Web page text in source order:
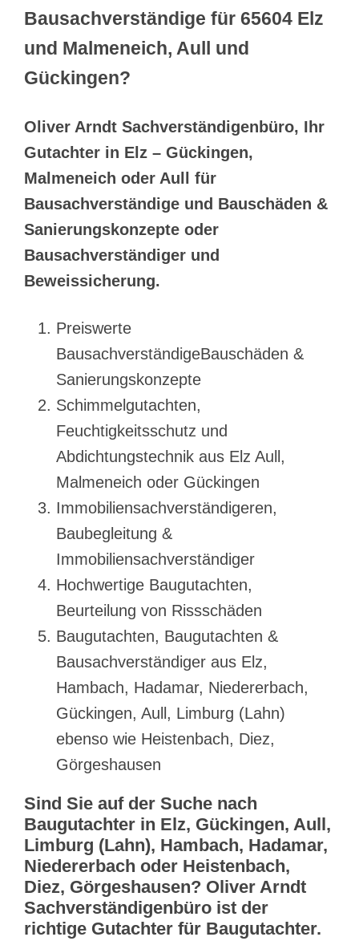
Bausachverständige für 65604 Elz
und Malmeneich, Aull und
Gückingen?
Oliver Arndt Sachverständigenbüro, Ihr
Gutachter in Elz – Gückingen,
Malmeneich oder Aull für
Bausachverständige und Bauschäden &
Sanierungskonzepte oder
Bausachverständiger und
Beweissicherung.
Preiswerte
BausachverständigeBauschäden &
Sanierungskonzepte
Schimmelgutachten,
Feuchtigkeitsschutz und
Abdichtungstechnik aus Elz Aull,
Malmeneich oder Gückingen
Immobiliensachverständigeren,
Baubegleitung &
Immobiliensachverständiger
Hochwertige Baugutachten,
Beurteilung von Rissschäden
Baugutachten, Baugutachten &
Bausachverständiger aus Elz,
Hambach, Hadamar, Niedererbach,
Gückingen, Aull, Limburg (Lahn)
ebenso wie Heistenbach, Diez,
Görgeshausen
Sind Sie auf der Suche nach
Baugutachter in Elz, Gückingen, Aull,
Limburg (Lahn), Hambach, Hadamar,
Niedererbach oder Heistenbach,
Diez, Görgeshausen? Oliver Arndt
Sachverständigenbüro ist der
richtige Gutachter für Baugutachter.